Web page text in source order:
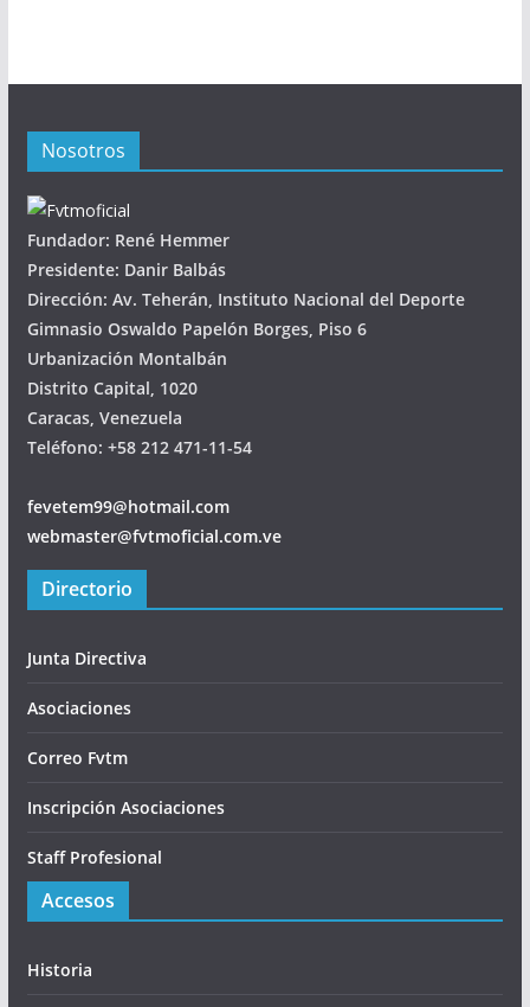
Nosotros
Fundador: René Hemmer
Presidente: Danir Balbás
Dirección: Av. Teherán, Instituto Nacional del Deporte
Gimnasio Oswaldo Papelón Borges, Piso 6
Urbanización Montalbán
Distrito Capital, 1020
Caracas, Venezuela
Teléfono: +58 212 471-11-54
fevetem99@hotmail.com
webmaster@fvtmoficial.com.ve
Directorio
Junta Directiva
Asociaciones
Correo Fvtm
Inscripción Asociaciones
Staff Profesional
Accesos
Historia